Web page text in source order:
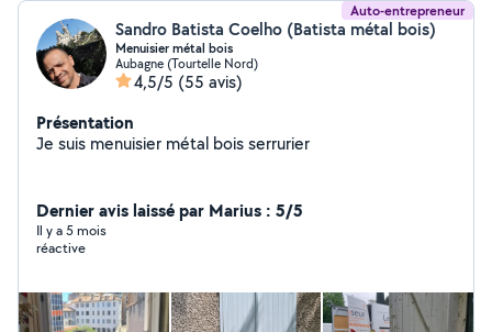
Auto-entrepreneur
Sandro Batista Coelho (Batista métal bois)
Menuisier métal bois
Aubagne (Tourtelle Nord)
4,5/5 (55 avis)
Présentation
Je suis menuisier métal bois serrurier
Dernier avis laissé par Marius : 5/5
Il y a 5 mois
réactive